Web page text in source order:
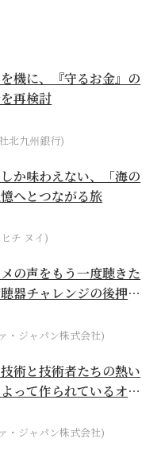
機に、『守るお金』の
再検討
北九州銀行)
か味わえない、「海の
へとつながる旅
チ ヌイ)
メの声をもう一度聴きた
器チャレンジの後押し
・ジャパン株式会社)
術と技術者たちの熱い
って作られているオー
・ジャパン株式会社)